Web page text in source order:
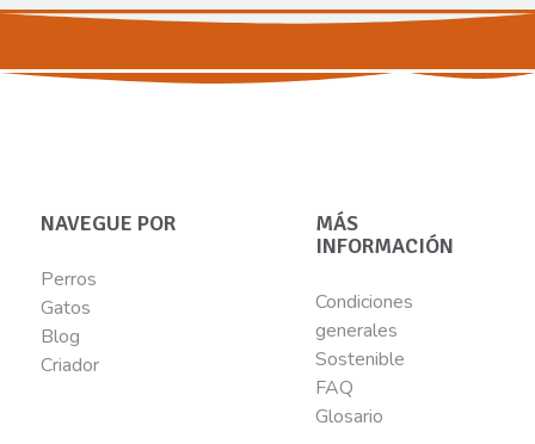
NAVEGUE POR
Perros
Gatos
Blog
Criador
MÁS
INFORMACIÓN
Condiciones
generales
Sostenible
FAQ
Glosario